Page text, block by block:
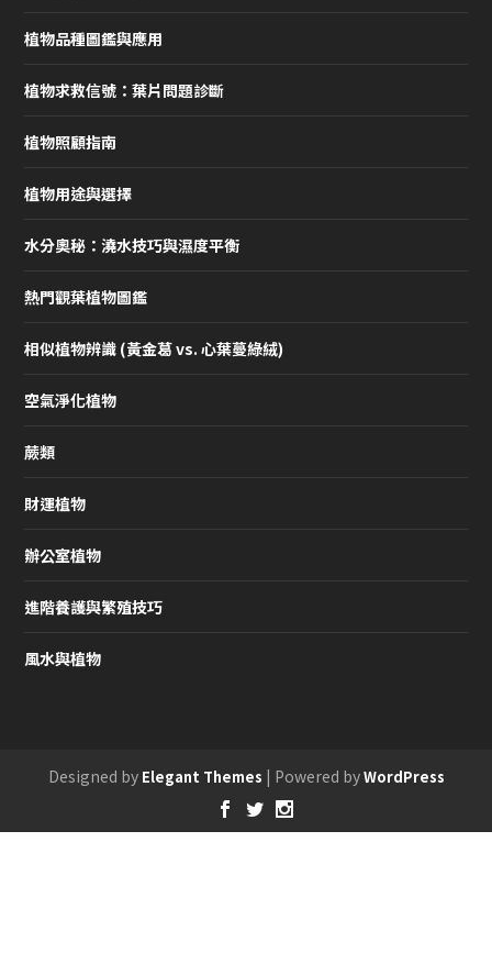
植物品種圖鑑與應用
植物求救信號：葉片問題診斷
植物照顧指南
植物用途與選擇
水分奧秘：澆水技巧與濕度平衡
熱門觀葉植物圖鑑
相似植物辨識 (黃金葛 vs. 心葉蔓綠絨)
空氣淨化植物
蕨類
財運植物
辦公室植物
進階養護與繁殖技巧
風水與植物
Designed by Elegant Themes | Powered byWordPress